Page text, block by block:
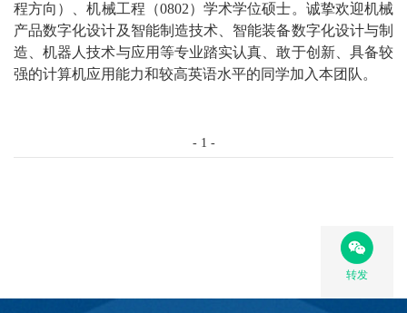
程方向）、机械工程（0802）学术学位硕士。诚挚欢迎机械
产品数字化设计及智能制造技术、智能装备数字化设计与制
造、机器人技术与应用等专业踏实认真、敢于创新、具备较
强的计算机应用能力和较高英语水平的同学加入本团队。
- 1 -
转发